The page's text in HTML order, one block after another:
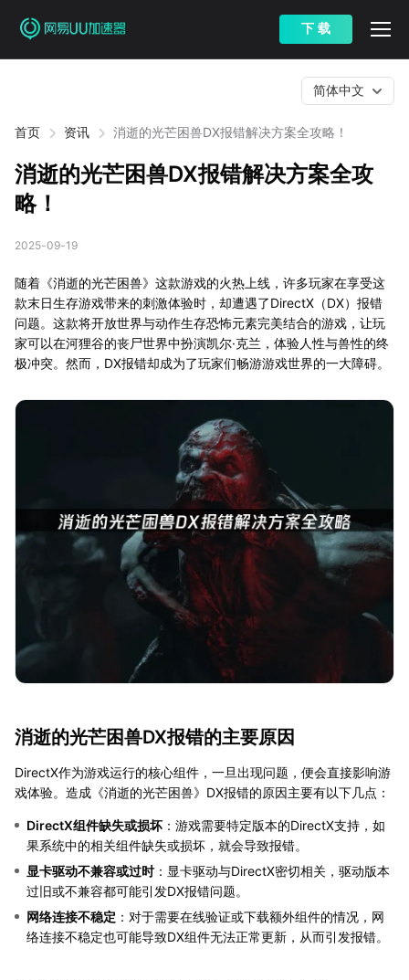
下 载
首页 资讯 消逝的光芒困兽DX报错解决方案全攻略！
简体中文
消逝的光芒困兽DX报错解决方案全攻
略！
2025-09-19
随着《消逝的光芒困兽》这款游戏的火热上线，许多玩家在享受这
款末日生存游戏带来的刺激体验时，却遭遇了DirectX（DX）报错
问题。这款将开放世界与动作生存恐怖元素完美结合的游戏，让玩
家可以在河狸谷的丧尸世界中扮演凯尔·克兰，体验人性与兽性的终
极冲突。然而，DX报错却成为了玩家们畅游游戏世界的一大障碍。
消逝的光芒困兽DX报错的主要原因
DirectX作为游戏运行的核心组件，一旦出现问题，便会直接影响游
戏体验。造成《消逝的光芒困兽》DX报错的原因主要有以下几点：
DirectX组件缺失或损坏 ：游戏需要特定版本的DirectX支持，如
果系统中的相关组件缺失或损坏，就会导致报错。
显卡驱动不兼容或过时：显卡驱动与DirectX密切相关，驱动版本
过旧或不兼容都可能引发DX报错问题。
网络连接不稳定 ：对于需要在线验证或下载额外组件的情况，网
络连接不稳定也可能导致DX组件无法正常更新，从而引发报错。